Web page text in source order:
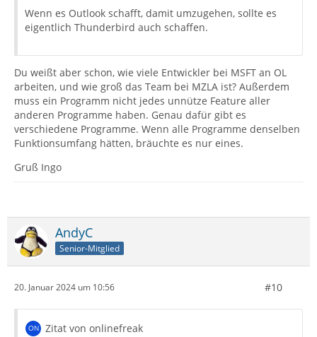
Wenn es Outlook schafft, damit umzugehen, sollte es
eigentlich Thunderbird auch schaffen.
Du weißt aber schon, wie viele Entwickler bei MSFT an OL
arbeiten, und wie groß das Team bei MZLA ist? Außerdem
muss ein Programm nicht jedes unnütze Feature aller
anderen Programme haben. Genau dafür gibt es
verschiedene Programme. Wenn alle Programme denselben
Funktionsumfang hätten, bräuchte es nur eines.
Gruß Ingo
AndyC
Senior-Mitglied
20. Januar 2024 um 10:56 #10
Zitat von onlinefreak